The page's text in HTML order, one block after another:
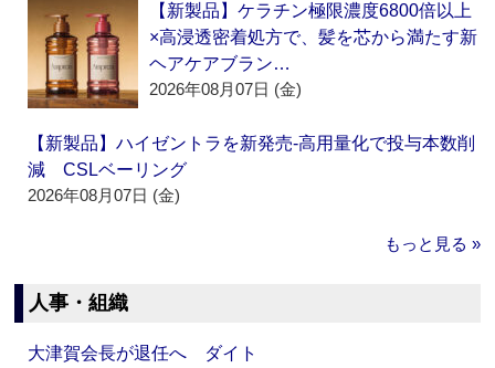
【新製品】ケラチン極限濃度6800倍以上
×高浸透密着処方で、髪を芯から満たす新
ヘアケアブラン…
2026年08月07日 (金)
【新製品】ハイゼントラを新発売‐高用量化で投与本数削
減 CSLベーリング
2026年08月07日 (金)
もっと見る »
人事・組織
大津賀会長が退任へ ダイト